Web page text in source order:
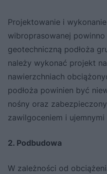
Projektowanie i
wibroprasowanej
geotechniczną podłoża
należy wykonać projekt
nawierzchniach
podłoża powinien być
nośny oraz
zawilgoceniem i
2. Podbudowa
W zależności od